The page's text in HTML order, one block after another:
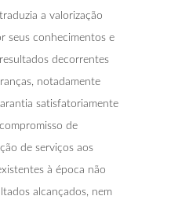
a valorização
seus conhecimentos e
decorrentes
notadamente
satisfatoriamente
de
de serviços aos
à época não
alcançados, nem